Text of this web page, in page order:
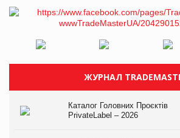
ЖУРНАЛ
Каталог Головних Проєктів
PrivateLabel – 2026